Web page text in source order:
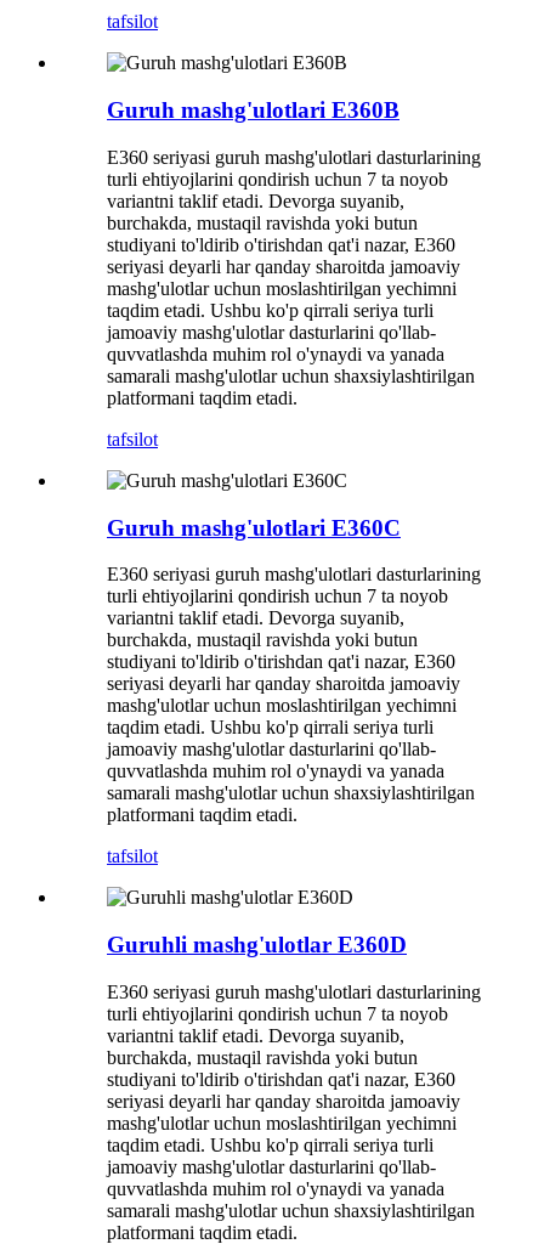
tafsilot
Guruh mashg'ulotlari E360B
E360 seriyasi guruh mashg'ulotlari dasturlarining
turli ehtiyojlarini qondirish uchun 7 ta noyob
variantni taklif etadi. Devorga suyanib,
burchakda, mustaqil ravishda yoki butun
studiyani to'ldirib o'tirishdan qat'i nazar, E360
seriyasi deyarli har qanday sharoitda jamoaviy
mashg'ulotlar uchun moslashtirilgan yechimni
taqdim etadi. Ushbu ko'p qirrali seriya turli
jamoaviy mashg'ulotlar dasturlarini qo'llab-
quvvatlashda muhim rol o'ynaydi va yanada
samarali mashg'ulotlar uchun shaxsiylashtirilgan
platformani taqdim etadi.
tafsilot
Guruh mashg'ulotlari E360C
E360 seriyasi guruh mashg'ulotlari dasturlarining
turli ehtiyojlarini qondirish uchun 7 ta noyob
variantni taklif etadi. Devorga suyanib,
burchakda, mustaqil ravishda yoki butun
studiyani to'ldirib o'tirishdan qat'i nazar, E360
seriyasi deyarli har qanday sharoitda jamoaviy
mashg'ulotlar uchun moslashtirilgan yechimni
taqdim etadi. Ushbu ko'p qirrali seriya turli
jamoaviy mashg'ulotlar dasturlarini qo'llab-
quvvatlashda muhim rol o'ynaydi va yanada
samarali mashg'ulotlar uchun shaxsiylashtirilgan
platformani taqdim etadi.
tafsilot
Guruhli mashg'ulotlar E360D
E360 seriyasi guruh mashg'ulotlari dasturlarining
turli ehtiyojlarini qondirish uchun 7 ta noyob
variantni taklif etadi. Devorga suyanib,
burchakda, mustaqil ravishda yoki butun
studiyani to'ldirib o'tirishdan qat'i nazar, E360
seriyasi deyarli har qanday sharoitda jamoaviy
mashg'ulotlar uchun moslashtirilgan yechimni
taqdim etadi. Ushbu ko'p qirrali seriya turli
jamoaviy mashg'ulotlar dasturlarini qo'llab-
quvvatlashda muhim rol o'ynaydi va yanada
samarali mashg'ulotlar uchun shaxsiylashtirilgan
platformani taqdim etadi.